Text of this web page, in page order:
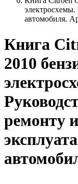
электросхемы.
автомобиля.
Книга
2010
ремонту и